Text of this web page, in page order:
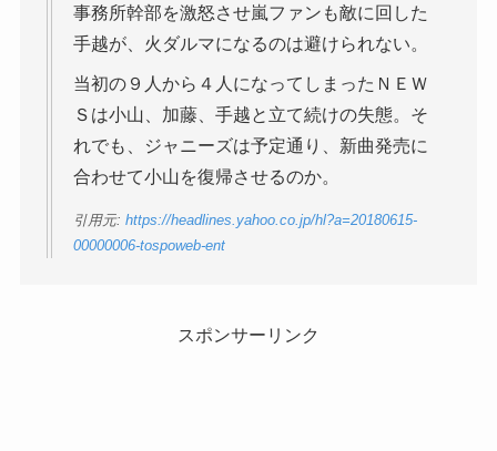
事務所幹部を激怒させ嵐ファンも敵に回した
手越が、火ダルマになるのは避けられない。
当初の９人から４人になってしまったＮＥＷ
Ｓは小山、加藤、手越と立て続けの失態。そ
れでも、ジャニーズは予定通り、新曲発売に
合わせて小山を復帰させるのか。
引用元: https://headlines.yahoo.co.jp/hl?a=20180615-
00000006-tospoweb-ent
スポンサーリンク